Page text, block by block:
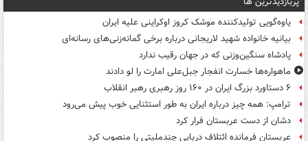
یاوه‌گویی تولیدکننده موشک کروز اوکراینی علیه ایران
بیانیه خانواده شهید لاریجانی درباره برخی گمانه‌زنی‌های رسانه‌ای
پادشاه سنگین‌وزنی که در جهان رقیب ندارد
ماهواره‌ها خسارت انفجار جبل‌علی امارت را لو دادند
۶ دستاورد بزرگ ایران در ۱۶۰ روز رهبری رهبر انقلاب
ترامپ: همه چیز درباره ایران به طور استثنایی خوب پیش می‌رود
دشان از دست عربستان فرار کرد
عربستان فرمانده ائتلاف دریایی چندملیتی را منصوب کرد